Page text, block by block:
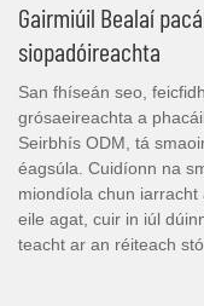
Gairmiúil Bealaí
siopadóireachta
San fhíseán seo,
grósaeireachta a
Seirbhís ODM, tá
éagsúla. Cuidíonn na
miondíola chun
eile agat, cuir in iúl
teacht ar an réiteach